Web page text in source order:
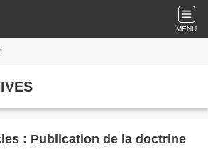
MENU
: Publication de la doctrine